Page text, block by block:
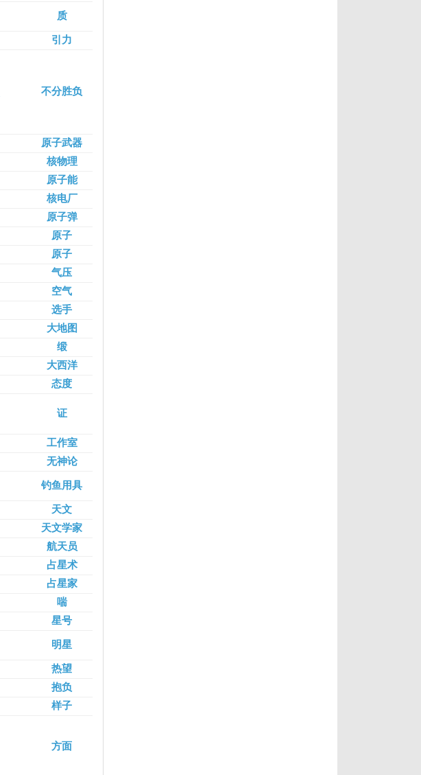
质
引力
不分胜负
原子武器
核物理
原子能
核电厂
原子弹
原子
原子
气压
空气
选手
大地图
缎
大西洋
态度
证
工作室
无神论
钓鱼用具
天文
天文学家
航天员
占星术
占星家
喘
星号
明星
热望
抱负
样子
方面